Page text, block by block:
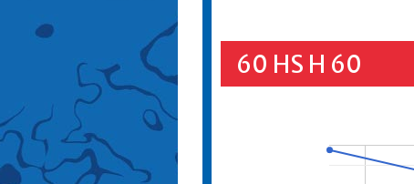
60 HS H 60